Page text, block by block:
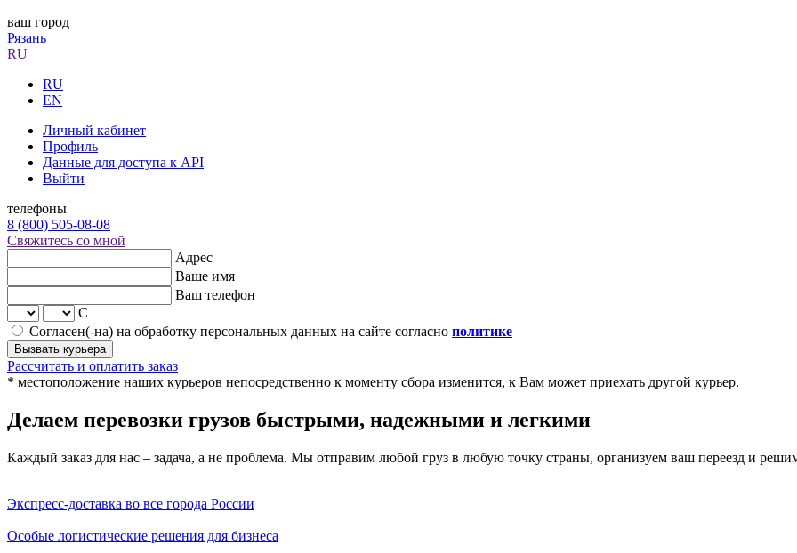
ваш город
Рязань
RU
RU
EN
Личный кабинет
Профиль
Данные для доступа к API
Выйти
телефоны
8 (800) 505-08-08
Свяжитесь со мной
Адрес
Ваше имя
Ваш телефон
С
Согласен(-на) на обработку персональных данных на сайте согласно политике
Вызвать курьера
Рассчитать и оплатить заказ
* местоположение наших курьеров непосредственно к моменту сбора изменится, к Вам может приехать другой курьер.
Делаем перевозки грузов быстрыми, надежными и легкими
Каждый заказ для нас – задача, а не проблема. Мы отправим любой груз в любую точку страны, организуем ваш переезд и
Экспресс-доставка во все города России
Особые логистические решения для бизнеса